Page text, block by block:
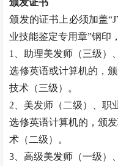
颁发证书
颁发的证书上必须加盖
业技能鉴定专用章”钢印
1、助理美发师 （三级）
选修英语或计算机的，
技术（三级）。
2、 美发师 （二级）、职
选修英语计算机的，颁
术（二级）。
3、高级美发师 （一级）